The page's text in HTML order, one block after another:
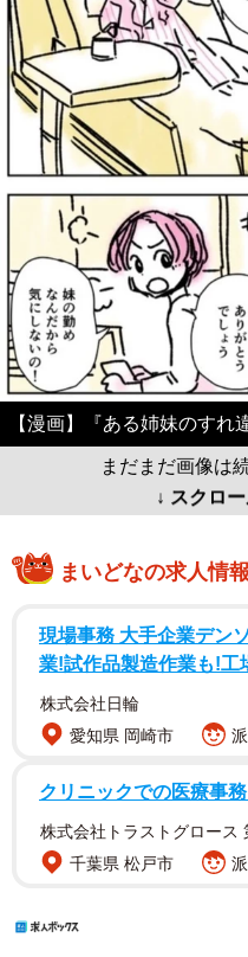
【漫画】『ある姉妹のす
まだまだ画像は
↓ スクロ
まいどなの求人情報
現場事務 大手企業デン
業!試作品製造作業も!工
株式会社日輪
愛知県 岡崎市
クリニックでの医療事務
株式会社トラストグロース
千葉県 松戸市